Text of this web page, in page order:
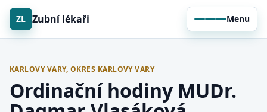
ZL Zubní lékaři Menu
KARLOVY VARY, OKRES KARLOVY VARY
Ordinační hodiny MUDr.